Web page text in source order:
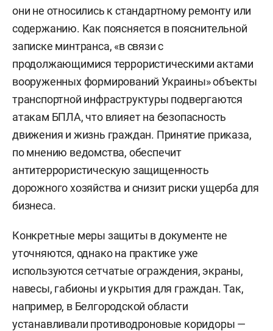
они не относились к стандартному ремонту или
содержанию. Как поясняется в пояснительной
записке минтранса, «в связи с
продолжающимися террористическими актами
вооруженных формирований Украины» объекты
транспортной инфраструктуры подвергаются
атакам БПЛА, что влияет на безопасность
движения и жизнь граждан. Принятие приказа,
по мнению ведомства, обеспечит
антитеррористическую защищенность
дорожного хозяйства и снизит риски ущерба для
бизнеса.
Конкретные меры защиты в документе не
уточняются, однако на практике уже
используются сетчатые ограждения, экраны,
навесы, габионы и укрытия для граждан. Так,
например, в Белгородской области
устанавливали противодроновые коридоры —